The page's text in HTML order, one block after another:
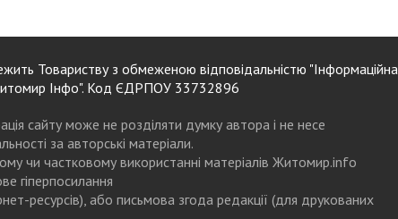
Товариству з обмеженою відповідальністю "Інформаційна
Інфо". Код ЄДРПОУ 33732896
сайту може не розділяти думку автора і не несе
за авторські матеріали.
чи частковому використанні матеріалів Житомир.info
гіперпосилання
ресурсів), або письмова згода редакції (для друкованих